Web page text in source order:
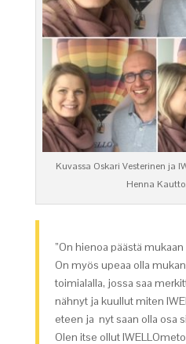
Kuvassa Oskari Vesterinen ja
Henna Kautto.
”On hienoa päästä
On myös upeaa olla
toimialalla, jossa saa
nähnyt ja kuullut miten
eteen ja nyt saan olla osa
Olen itse ollut